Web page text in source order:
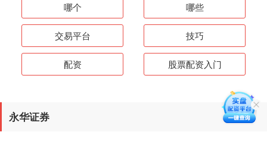
哪个 哪些
交易平台 技巧
配资 股票配资入门
永华证券